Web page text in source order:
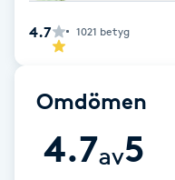
Brynfärgning
Brynplockning
Bröllopsuppsättning
4.7 1021 betyg
Omdömen
4.7av5